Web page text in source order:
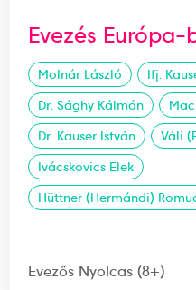
Evezés
Molnár László Ifj.
Dr. Sághy Kálmán
Dr. Kauser István
Váli
Ivácskovics Elek
Hüttner (Hermándi)
Evezős Nyolcas (8+)